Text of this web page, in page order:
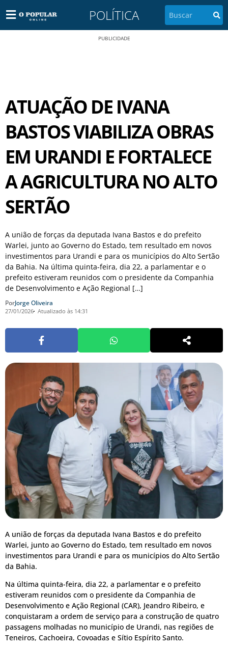
POLÍTICA
PUBLICIDADE
ATUAÇÃO DE IVANA
BASTOS VIABILIZA OBRAS
EM URANDI E FORTALECE
A AGRICULTURA NO ALTO
SERTÃO
A união de forças da deputada Ivana Bastos e do prefeito
Warlei, junto ao Governo do Estado, tem resultado em novos
investimentos para Urandi e para os municípios do Alto Sertão
da Bahia. Na última quinta-feira, dia 22, a parlamentar e o
prefeito estiveram reunidos com o presidente da Companhia
de Desenvolvimento e Ação Regional […]
PorJorge Oliveira
27/01/2026 Atualizado às 14:31
A união de forças da deputada Ivana Bastos e do prefeito
Warlei, junto ao Governo do Estado, tem resultado em novos
investimentos para Urandi e para os municípios do Alto Sertão
da Bahia.
Na última quinta-feira, dia 22, a parlamentar e o prefeito
estiveram reunidos com o presidente da Companhia de
Desenvolvimento e Ação Regional (CAR), Jeandro Ribeiro, e
conquistaram a ordem de serviço para a construção de quatro
passagens molhadas no município de Urandi, nas regiões de
Teneiros, Cachoeira, Covoadas e Sítio Espírito Santo.